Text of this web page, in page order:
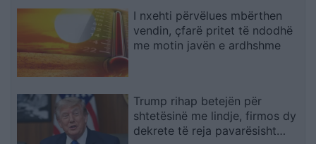
I nxehti përvëlues mbërthen
vendin, çfarë pritet të ndodhë
me motin javën e ardhshme
Trump rihap betejën për
shtetësinë me lindje, firmos dy
dekrete të reja pavarësisht